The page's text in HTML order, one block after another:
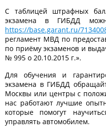
С таблицей штрафных
экзамена в ГИБДД
https://base.garant.ru/
регламент МВД по
по приёму экзаменов и
№ 995 о 20.10.2015 г.».
Для обучения и
экзамена в ГИБДД
Москвы или центры с
нас работают лучшие
которые помогут
управлять автомобилем.